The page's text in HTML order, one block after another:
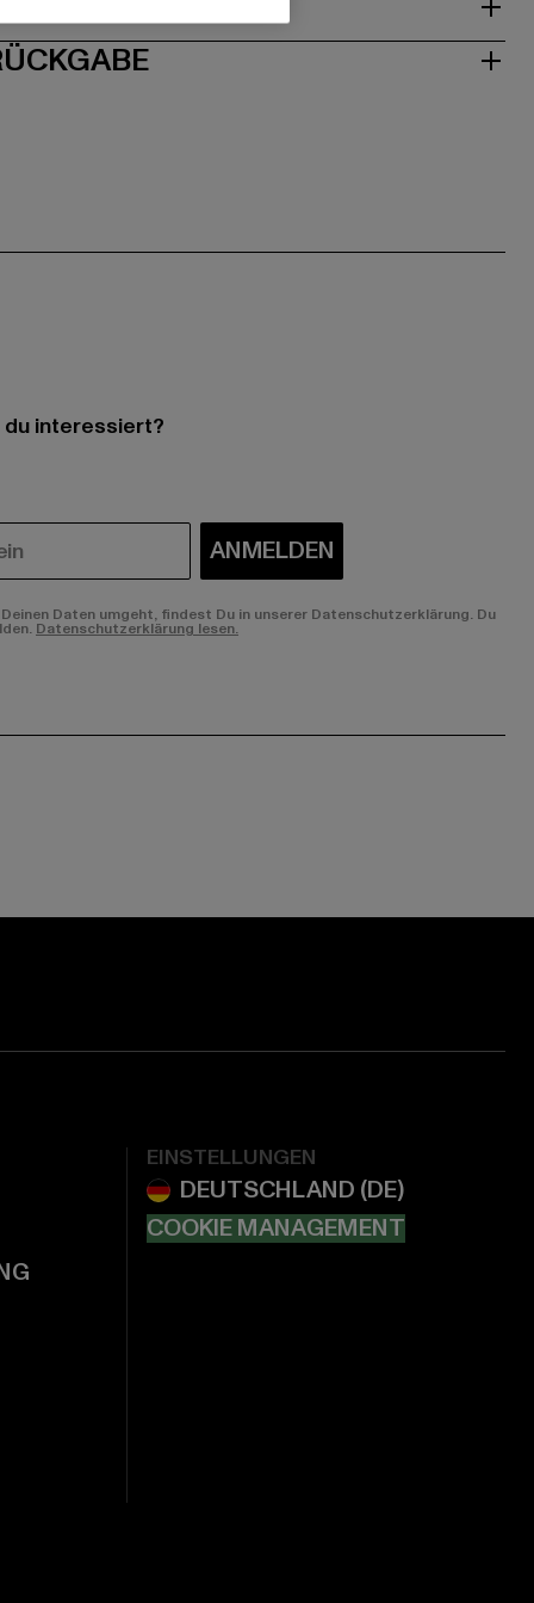
interessiert?
ANMELDEN
Daten umgeht, findest Du in unserer Datenschutzerklärung. Du
Datenschutzerklärung lesen.
EINSTELLUNGEN
COOKIE MANAGEMENT